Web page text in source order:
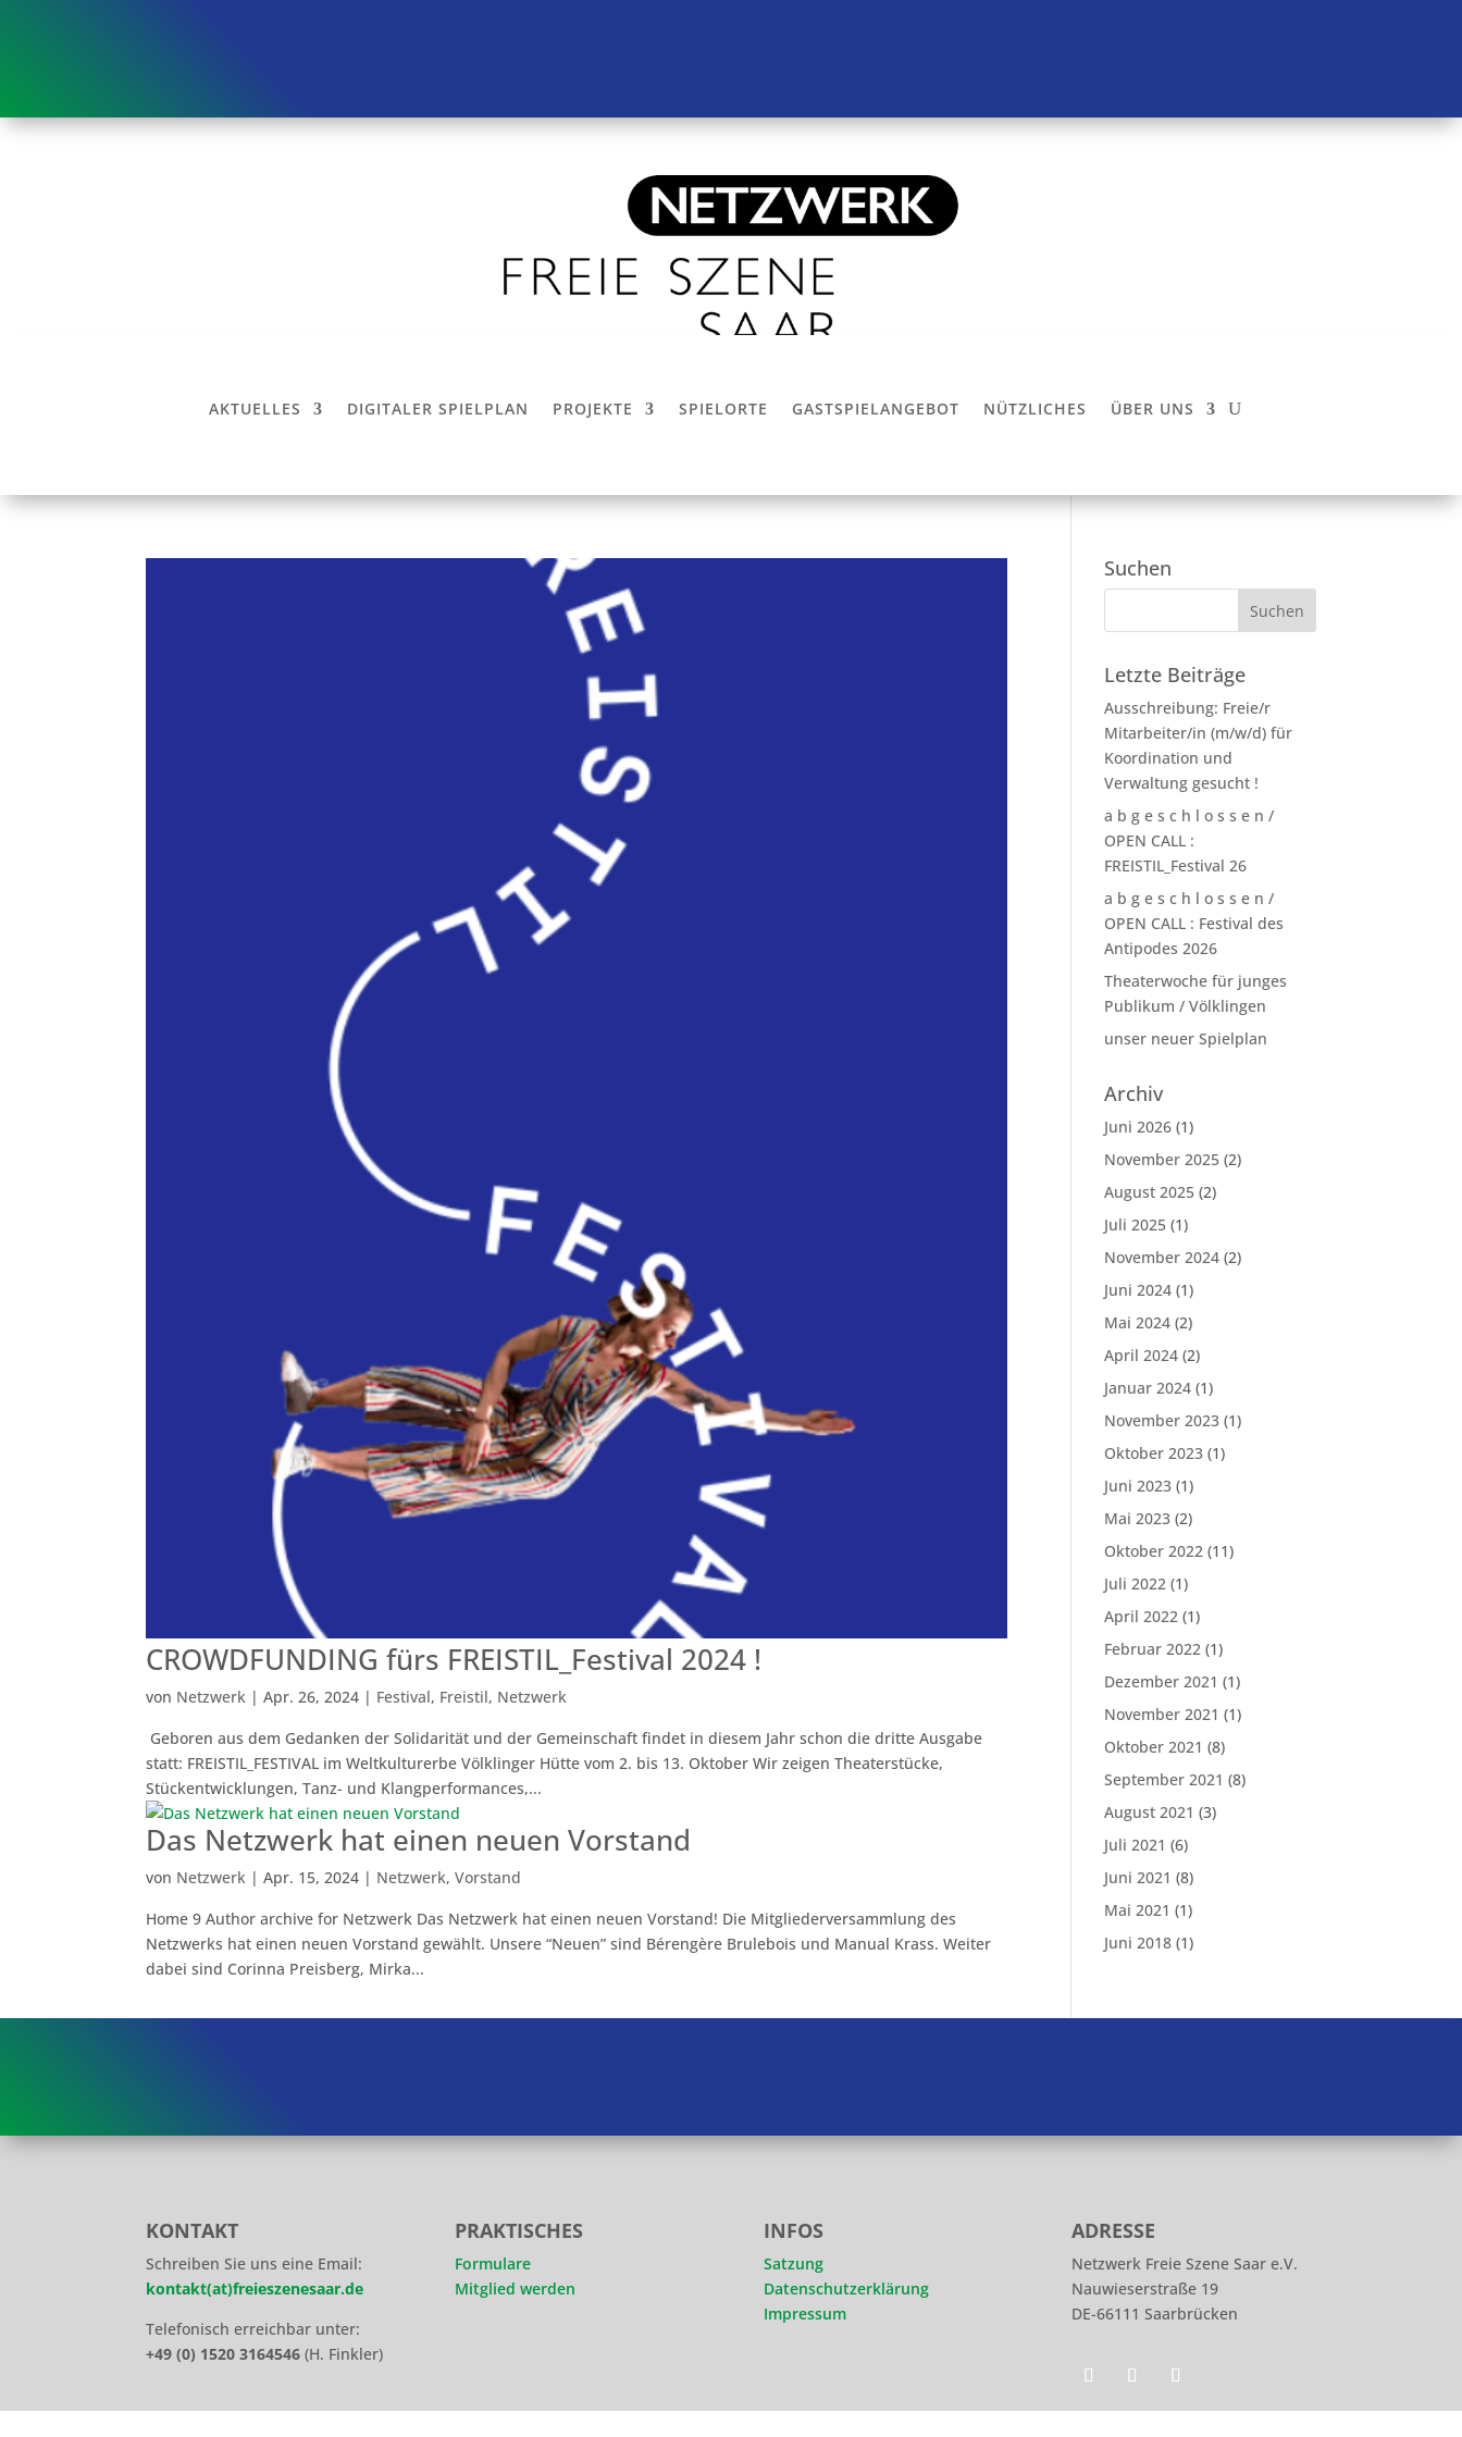
AKTUELLES DIGITALER SPIELPLAN PROJEKTE SPIELORTE GASTSPIELANGEBOT NÜTZLICHES ÜBER UNS
CROWDFUNDING fürs FREISTIL_Festival 2024 !
von Netzwerk |Apr. 26, 2024 | Festival, Freistil, Netzwerk
Geboren aus dem Gedanken der Solidarität und der Gemeinschaft findet in diesem Jahr schon die dritte Ausgabe
statt: FREISTIL_FESTIVAL im Weltkulturerbe Völklinger Hütte vom 2. bis 13. Oktober Wir zeigen Theaterstücke,
Stückentwicklungen, Tanz- und Klangperformances,...
Das Netzwerk hat einen neuen Vorstand
von Netzwerk |Apr. 15, 2024 | Netzwerk,Vorstand
Home 9 Author archive for Netzwerk Das Netzwerk hat einen neuen Vorstand! Die Mitgliederversammlung des
Netzwerks hat einen neuen Vorstand gewählt. Unsere “Neuen” sind Bérengère Brulebois und Manual Krass. Weiter
dabei sind Corinna Preisberg, Mirka...
Suchen
Letzte Beiträge
Ausschreibung: Freie/r
Mitarbeiter/in (m/w/d) für
Koordination und
Verwaltung gesucht !
a b g e s c h l o s s e n /
OPEN CALL :
FREISTIL_Festival 26
a b g e s c h l o s s e n /
OPEN CALL : Festival des
Antipodes 2026
Theaterwoche für junges
Publikum / Völklingen
unser neuer Spielplan
Archiv
Juni 2026 (1)
November 2025 (2)
August 2025 (2)
Juli 2025 (1)
November 2024 (2)
Juni 2024 (1)
Mai 2024 (2)
April 2024 (2)
Januar 2024 (1)
November 2023 (1)
Oktober 2023 (1)
Juni 2023 (1)
Mai 2023 (2)
Oktober 2022 (11)
Juli 2022 (1)
April 2022 (1)
Februar 2022 (1)
Dezember 2021 (1)
November 2021 (1)
Oktober 2021 (8)
September 2021 (8)
August 2021 (3)
Juli 2021 (6)
Juni 2021 (8)
Mai 2021 (1)
Juni 2018 (1)
KONTAKT
Schreiben Sie uns eine Email:
kontakt(at)freieszenesaar.de
Telefonisch erreichbar unter:
+49 (0) 1520 3164546 (H. Finkler)
PRAKTISCHES
Formulare
Mitglied werden
INFOS
Satzung
Datenschutzerklärung
Impressum
ADRESSE
Netzwerk Freie Szene Saar e.V.
Nauwieserstraße 19
DE-66111 Saarbrücken